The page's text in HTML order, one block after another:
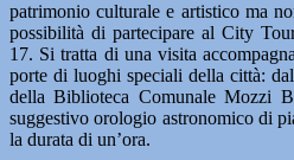
patrimonio culturale e artistico ma
possibilità di partecipare al City
17. Si tratta di una visita
porte di luoghi speciali della città:
della Biblioteca Comunale Mozzi
suggestivo orologio astronomico di
la durata di un’ora.